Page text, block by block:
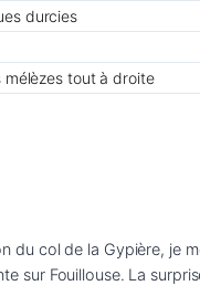
durcies
tout à droite
du col de la Gypière, je
sur Fouillouse. La